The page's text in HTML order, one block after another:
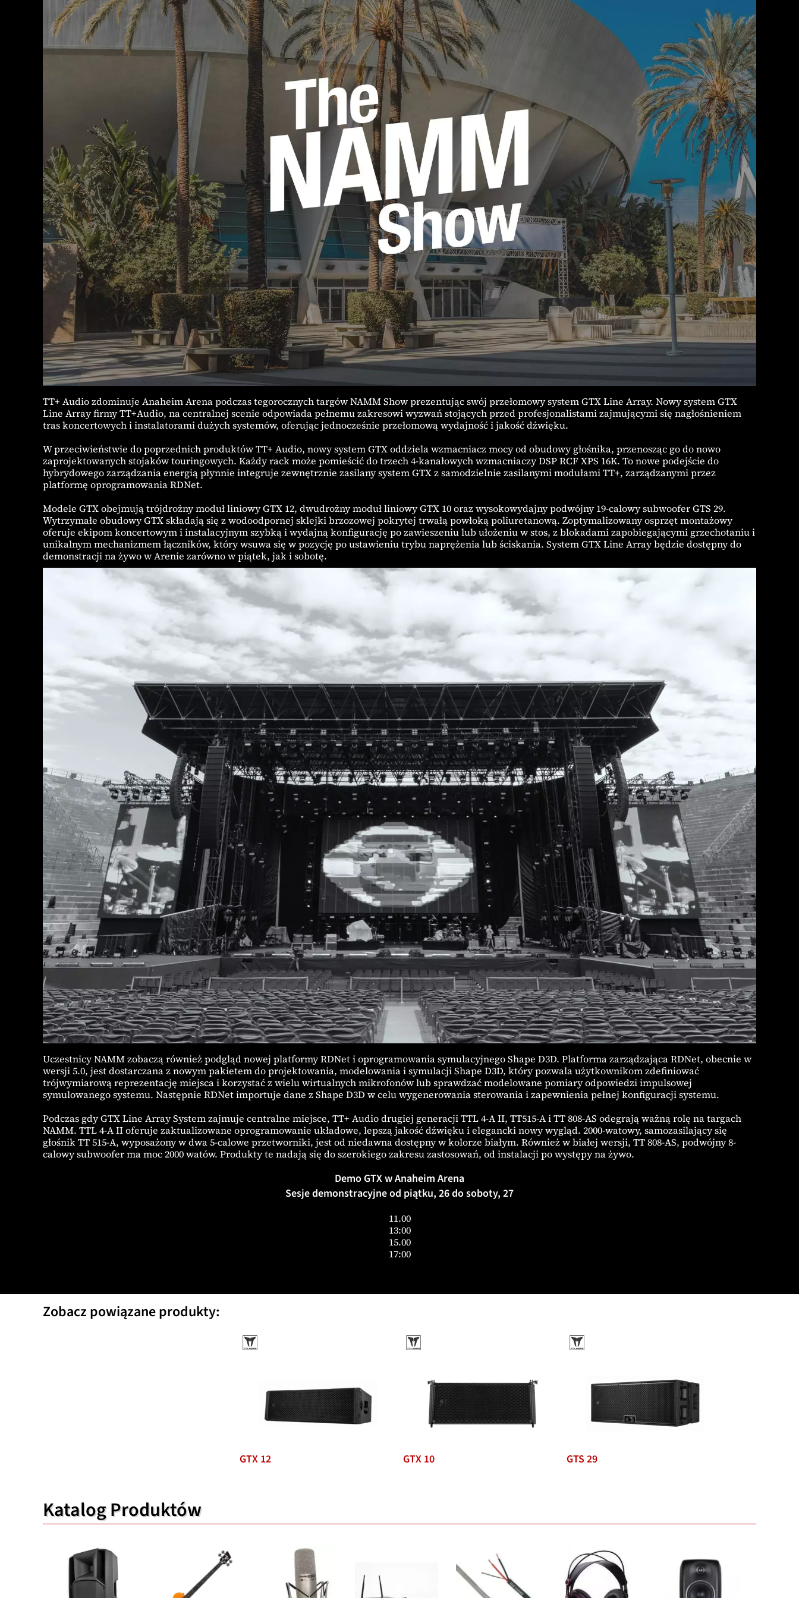
TT+ Audio zdominuje Anaheim Arena podczas tegorocznych targów NAMM Show prezentując swój przełomowy system GTX Line Array. Nowy system GTX
Line Array firmy TT+Audio, na centralnej scenie odpowiada pełnemu zakresowi wyzwań stojących przed profesjonalistami zajmującymi się nagłośnieniem
tras koncertowych i instalatorami dużych systemów, oferując jednocześnie przełomową wydajność i jakość dźwięku.
W przeciwieństwie do poprzednich produktów TT+ Audio, nowy system GTX oddziela wzmacniacz mocy od obudowy głośnika, przenosząc go do nowo
zaprojektowanych stojaków touringowych. Każdy rack może pomieścić do trzech 4-kanałowych wzmacniaczy DSP RCF XPS 16K. To nowe podejście do
hybrydowego zarządzania energią płynnie integruje zewnętrznie zasilany system GTX z samodzielnie zasilanymi modułami TT+, zarządzanymi przez
platformę oprogramowania RDNet.
Modele GTX obejmują trójdrożny moduł liniowy GTX 12, dwudrożny moduł liniowy GTX 10 oraz wysokowydajny podwójny 19-calowy subwoofer GTS 29.
Wytrzymałe obudowy GTX składają się z wodoodpornej sklejki brzozowej pokrytej trwałą powłoką poliuretanową. Zoptymalizowany osprzęt montażowy
oferuje ekipom koncertowym i instalacyjnym szybką i wydajną konfigurację po zawieszeniu lub ułożeniu w stos, z blokadami zapobiegającymi grzechotaniu i
unikalnym mechanizmem łączników, który wsuwa się w pozycję po ustawieniu trybu naprężenia lub ściskania. System GTX Line Array będzie dostępny do
demonstracji na żywo w Arenie zarówno w piątek, jak i sobotę.
Uczestnicy NAMM zobaczą również podgląd nowej platformy RDNet i oprogramowania symulacyjnego Shape D3D. Platforma zarządzająca RDNet, obecnie w
wersji 5.0, jest dostarczana z nowym pakietem do projektowania, modelowania i symulacji Shape D3D, który pozwala użytkownikom zdefiniować
trójwymiarową reprezentację miejsca i korzystać z wielu wirtualnych mikrofonów lub sprawdzać modelowane pomiary odpowiedzi impulsowej
symulowanego systemu. Następnie RDNet importuje dane z Shape D3D w celu wygenerowania sterowania i zapewnienia pełnej konfiguracji systemu.
Podczas gdy GTX Line Array System zajmuje centralne miejsce, TT+ Audio drugiej generacji TTL 4-A II, TT515-A i TT 808-AS odegrają ważną rolę na targach
NAMM. TTL 4-A II oferuje zaktualizowane oprogramowanie układowe, lepszą jakość dźwięku i elegancki nowy wygląd. 2000-watowy, samozasilający się
głośnik TT 515-A, wyposażony w dwa 5-calowe przetworniki, jest od niedawna dostępny w kolorze białym. Również w białej wersji, TT 808-AS, podwójny 8-
calowy subwoofer ma moc 2000 watów. Produkty te nadają się do szerokiego zakresu zastosowań, od instalacji po występy na żywo.
Demo GTX w Anaheim Arena
Sesje demonstracyjne od piątku, 26 do soboty, 27
11.00
13:00
15.00
17:00
Zobacz powiązane produkty:
GTX 12 GTX 10 GTS 29
Katalog Produktów